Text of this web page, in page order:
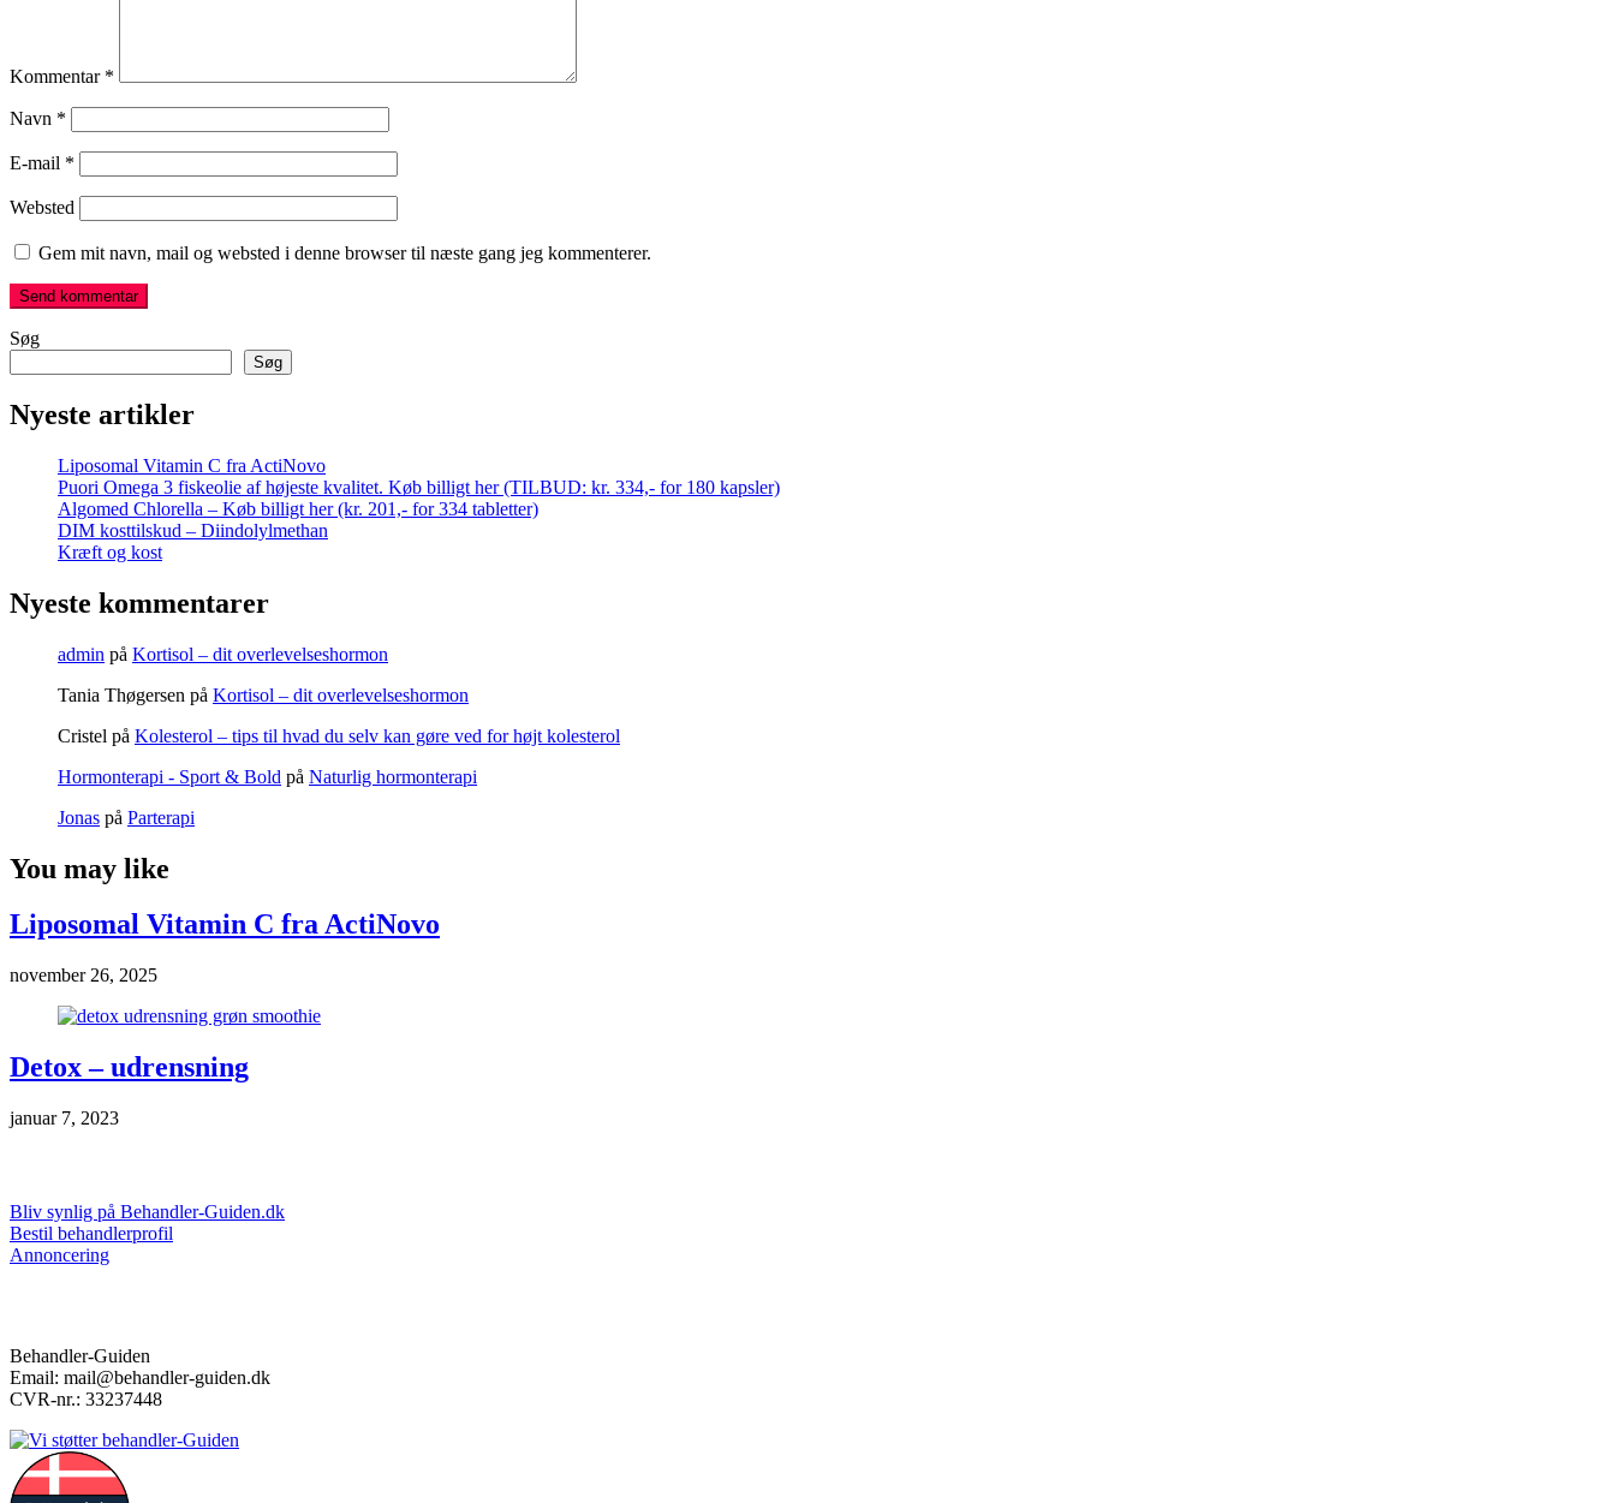
Kommentar *
Navn *
E-mail *
Websted
Gem mit navn, mail og websted i denne browser til næste gang jeg kommenterer.
Søg
Søg
Nyeste artikler
Liposomal Vitamin C fra ActiNovo
Puori Omega 3 fiskeolie af højeste kvalitet. Køb billigt her (TILBUD: kr. 334,- for 180 kapsler)
Algomed Chlorella – Køb billigt her (kr. 201,- for 334 tabletter)
DIM kosttilskud – Diindolylmethan
Kræft og kost
Nyeste kommentarer
admin på Kortisol – dit overlevelseshormon
Tania Thøgersen på Kortisol – dit overlevelseshormon
Cristel på Kolesterol – tips til hvad du selv kan gøre ved for højt kolesterol
Hormonterapi - Sport & Bold på Naturlig hormonterapi
Jonas på Parterapi
You may like
Liposomal Vitamin C fra ActiNovo
november 26, 2025
Detox – udrensning
januar 7, 2023
Bliv synlig på Behandler-Guiden.dk
Bestil behandlerprofil
Annoncering
Behandler-Guiden
Email: mail@behandler-guiden.dk
CVR-nr.: 33237448